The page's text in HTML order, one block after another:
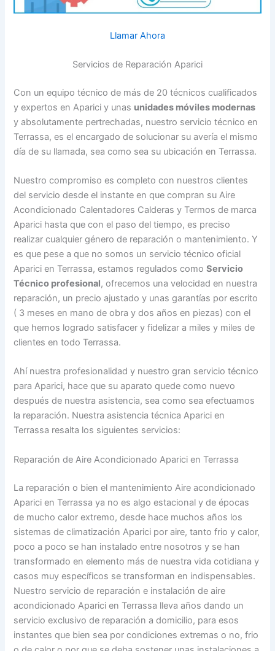
Llamar Ahora
Servicios de Reparación Aparici
Con un equipo técnico de más de 20 técnicos cualificados
y expertos en Aparici y unas unidades móviles modernas
y absolutamente pertrechadas, nuestro servicio técnico en
Terrassa, es el encargado de solucionar su avería el mismo
día de su llamada, sea como sea su ubicación en Terrassa.
Nuestro compromiso es completo con nuestros clientes
del servicio desde el instante en que compran su Aire
Acondicionado Calentadores Calderas y Termos de marca
Aparici hasta que con el paso del tiempo, es preciso
realizar cualquier género de reparación o mantenimiento. Y
es que pese a que no somos un servicio técnico oficial
Aparici en Terrassa, estamos regulados comoServicio
Técnico profesional, ofrecemos una velocidad en nuestra
reparación, un precio ajustado y unas garantías por escrito
( 3 meses en mano de obra y dos años en piezas) con el
que hemos logrado satisfacer y fidelizar a miles y miles de
clientes en todo Terrassa.
Ahí nuestra profesionalidad y nuestro gran servicio técnico
para Aparici, hace que su aparato quede como nuevo
después de nuestra asistencia, sea como sea efectuamos
la reparación. Nuestra asistencia técnica Aparici en
Terrassa resalta los siguientes servicios:
Reparación de Aire Acondicionado Aparici en Terrassa
La reparación o bien el mantenimiento Aire acondicionado
Aparici en Terrassa ya no es algo estacional y de épocas
de mucho calor extremo, desde hace muchos años los
sistemas de climatización Aparici por aire, tanto frio y calor,
poco a poco se han instalado entre nosotros y se han
transformado en elemento más de nuestra vida cotidiana y
casos muy específicos se transforman en indispensables.
Nuestro servicio de reparación e instalación de aire
acondicionado Aparici en Terrassa lleva años dando un
servicio exclusivo de reparación a domicilio, para esos
instantes que bien sea por condiciones extremas o no, frio